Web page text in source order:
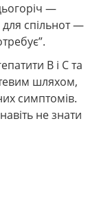
—
для спільнот —
B і C та
шляхом,
симптомів.
не знати